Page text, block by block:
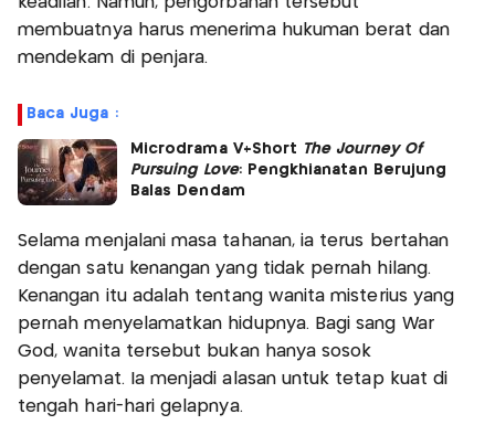
membuatnya harus menerima hukuman berat dan
mendekam di penjara.
Baca Juga :
Microdrama V+Short The Journey Of
Pursuing Love: Pengkhianatan Berujung
Balas Dendam
Selama menjalani masa tahanan, ia terus bertahan
dengan satu kenangan yang tidak pernah hilang.
Kenangan itu adalah tentang wanita misterius yang
pernah menyelamatkan hidupnya. Bagi sang War
God, wanita tersebut bukan hanya sosok
penyelamat. Ia menjadi alasan untuk tetap kuat di
tengah hari-hari gelapnya.